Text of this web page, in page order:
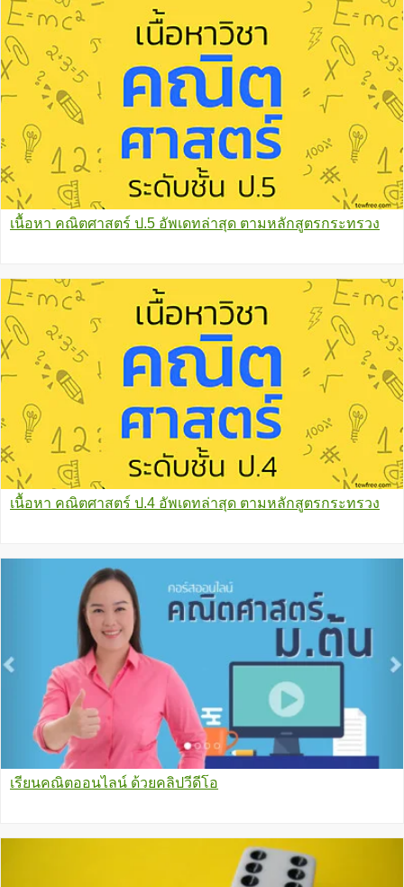
เนื้อหา คณิตศาสตร์ ป.5 อัพเดทล่าสุด ตามหลักสูตรกระทรวง
เนื้อหา คณิตศาสตร์ ป.4 อัพเดทล่าสุด ตามหลักสูตรกระทรวง
เรียนคณิตออนไลน์ ด้วยคลิปวีดีโอ